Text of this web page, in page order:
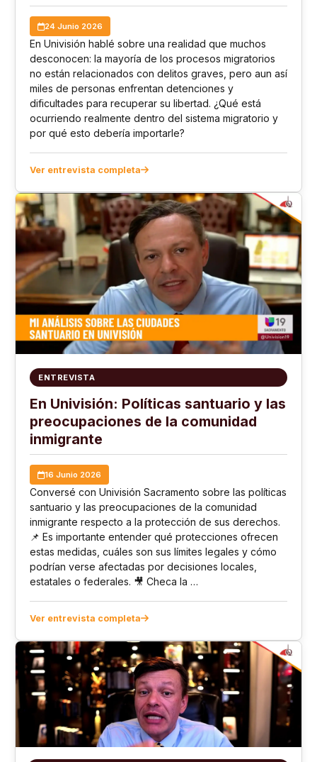
24 Junio 2026
En Univisión hablé sobre una realidad que muchos
desconocen: la mayoría de los procesos migratorios
no están relacionados con delitos graves, pero aun así
miles de personas enfrentan detenciones y
dificultades para recuperar su libertad. ¿Qué está
ocurriendo realmente dentro del sistema migratorio y
por qué esto debería importarle?
Ver entrevista completa
ENTREVISTA
En Univisión: Políticas santuario y las
preocupaciones de la comunidad
inmigrante
16 Junio 2026
Conversé con Univisión Sacramento sobre las políticas
santuario y las preocupaciones de la comunidad
inmigrante respecto a la protección de sus derechos.
📌 Es importante entender qué protecciones ofrecen
estas medidas, cuáles son sus límites legales y cómo
podrían verse afectadas por decisiones locales,
estatales o federales. 🎥 Checa la …
Ver entrevista completa